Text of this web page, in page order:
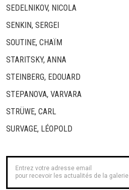
SEDELNIKOV, NICOLA
SENKIN, SERGEI
SOUTINE, CHAÏM
STARITSKY, ANNA
STEINBERG, EDOUARD
STEPANOVA, VARVARA
STRÜWE, CARL
SURVAGE, LÉOPOLD
pour recevoir les actualités de la galerie